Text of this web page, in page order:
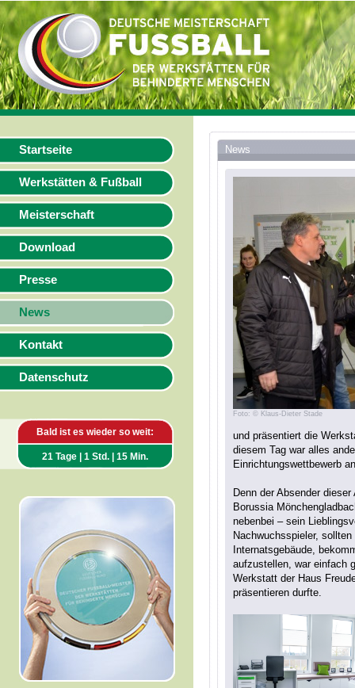
Startseite
Werkstätten & Fußball
Meisterschaft
Download
Presse
News
Kontakt
Datenschutz
Bald ist es wieder so weit:
21 Tage | 1 Std. | 15 Min.
News
Foto: © Klaus-Dieter Stade
und präsentiert die
diesem Tag war alles
Einrichtungswettbewerb
Denn der Absender
Borussia
nebenbei – sein
Nachwuchsspieler,
Internatsgebäude,
aufzustellen, war einfach
Werkstatt der Haus
präsentieren durfte.